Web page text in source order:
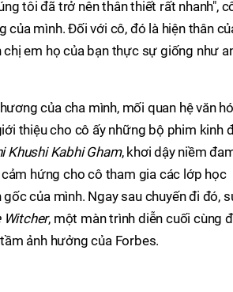
tôi đã trở nên thân thiết rất nhanh",
của mình. Đối với cô, đó là hiện thân
chị em họ của bạn thực sự giống như
của cha mình, mối quan hệ văn
thiệu cho cô ấy những bộ phim kinh
Khushi Kabhi Gham, khơi dậy niềm
hứng cho cô tham gia các lớp học
của mình. Ngay sau chuyến đi đó,
Witcher, một màn trình diễn cuối cùng
ảnh hưởng của Forbes.